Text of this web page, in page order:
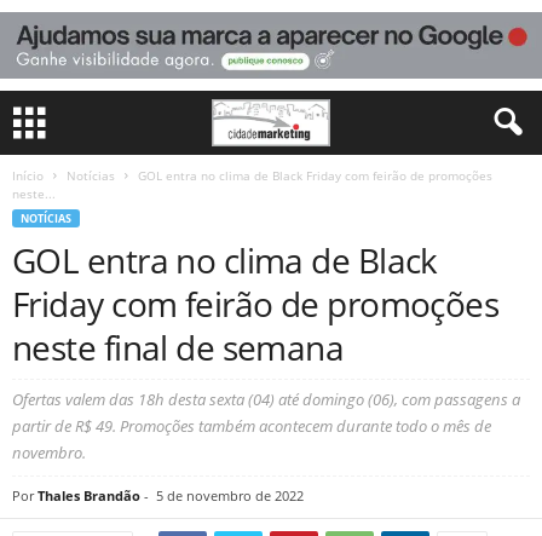
Início Notícias
GOL entra no clima de Black Friday com feirão de promoções
neste...
NOTÍCIAS
GOL entra no clima de Black
Friday com feirão de promoções
neste final de semana
Ofertas valem das 18h desta sexta (04) até domingo (06), com passagens a
partir de R$ 49. Promoções também acontecem durante todo o mês de
novembro.
Por Thales Brandão - 5 de novembro de 2022